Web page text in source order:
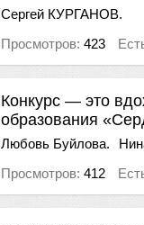
Сергей КУРГАНОВ.
Просмотров: 423
Конкурс — это
образования
Любовь Буйлова.
Просмотров: 412